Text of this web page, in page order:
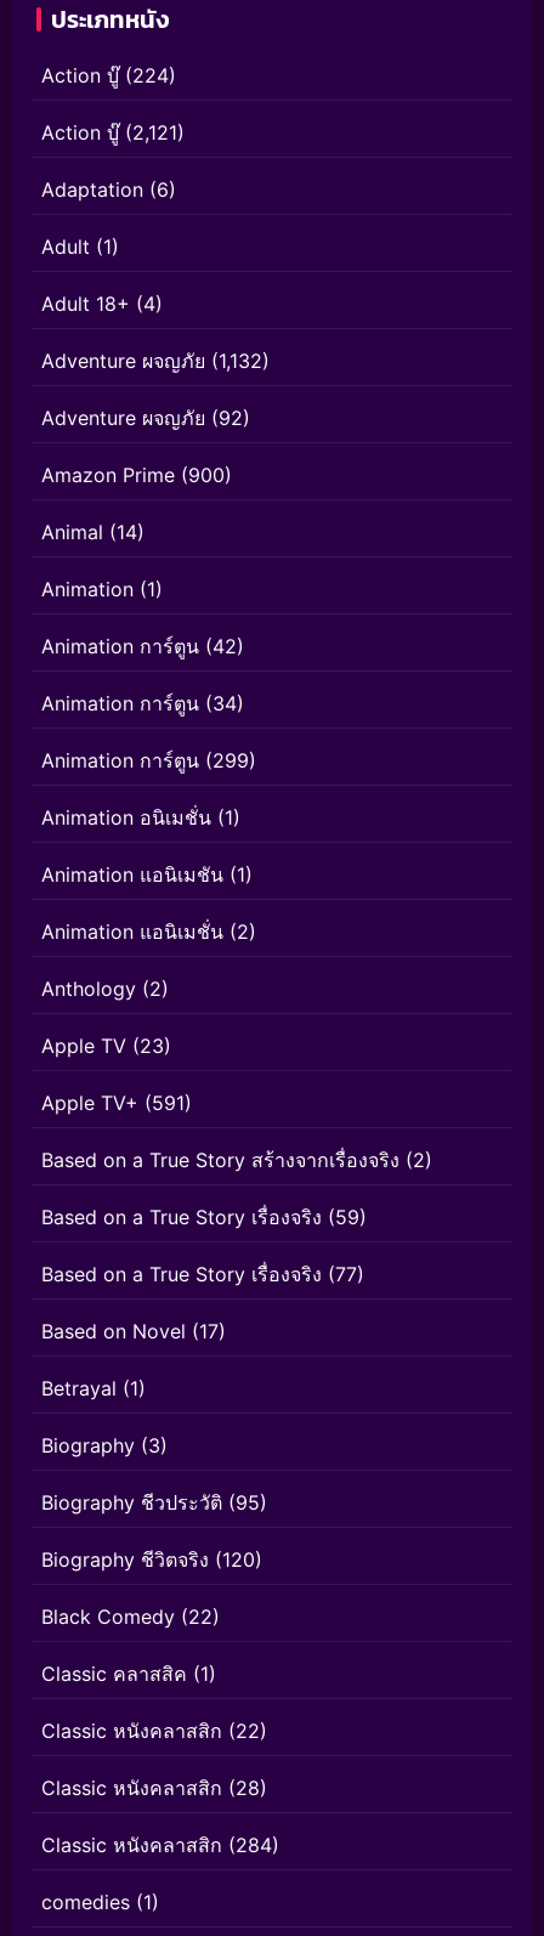
ประเภทหนัง
Action บู๊(224)
Action บู๊(2,121)
Adaptation (6)
Adult (1)
Adult 18+ (4)
Adventure ผจญภัย (1,132)
Adventure ผจญภัย (92)
Amazon Prime (900)
Animal (14)
Animation (1)
Animation การ์ตูน (42)
Animation การ์ตูน (34)
Animation การ์ตูน (299)
Animation อนิเมชั่น (1)
Animation แอนิเมชัน (1)
Animation แอนิเมชั่น (2)
Anthology (2)
Apple TV (23)
Apple TV+ (591)
Based on a True Story สร้างจากเรื่องจริง (2)
Based on a True Story เรื่องจริง (59)
Based on a True Story เรื่องจริง (77)
Based on Novel (17)
Betrayal (1)
Biography (3)
Biography ชีวประวัติ (95)
Biography ชีวิตจริง (120)
Black Comedy (22)
Classic คลาสสิค (1)
Classic หนังคลาสสิก (22)
Classic หนังคลาสสิก (28)
Classic หนังคลาสสิก (284)
comedies (1)